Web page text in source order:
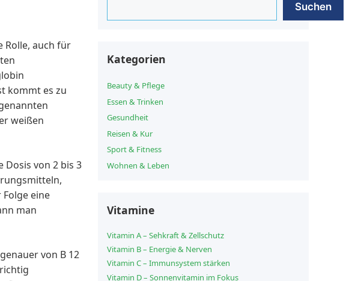
Rolle, auch für
kommt es zu
weißen
von 2 bis 3
eine
man
von B 12
Suchen
Kategorien
Beauty & Pflege
Essen & Trinken
Gesundheit
Reisen & Kur
Sport & Fitness
Wohnen & Leben
Vitamine
Vitamin A – Sehkraft & Zellschutz
Vitamin B – Energie & Nerven
Vitamin C – Immunsystem stärken
Vitamin D – Sonnenvitamin im Fokus